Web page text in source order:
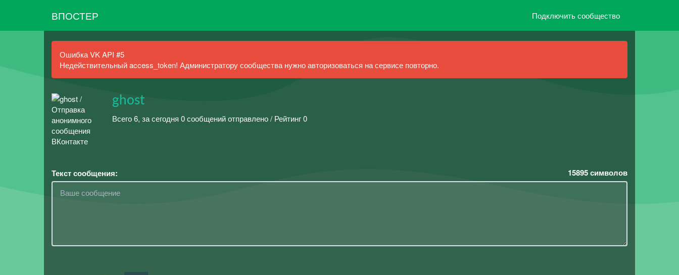
ВПОСТЕР Подключить сообщество
Ошибка VK API #5
Недействительный access_token! Администратору сообщества нужно авторизоваться на сервисе повторно.
ghost
Всего 6, за сегодня 0 сообщений отправлено / Рейтинг 0
Текст сообщения: 15895символов